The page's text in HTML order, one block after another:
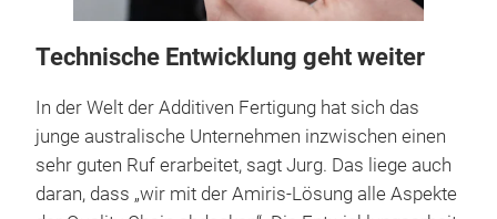
Technische Entwicklung geht weiter
In der Welt der Additiven Fertigung hat sich das
junge australische Unternehmen inzwischen einen
sehr guten Ruf erarbeitet, sagt Jurg. Das liege auch
daran, dass „wir mit der Amiris-Lösung alle Aspekte